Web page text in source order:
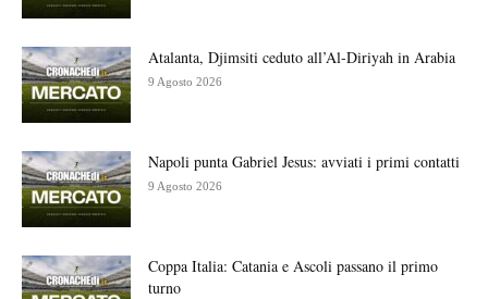
Atalanta, Djimsiti ceduto all’Al-Diriyah in Arabia
9 Agosto 2026
Napoli punta Gabriel Jesus: avviati i primi contatti
9 Agosto 2026
Coppa Italia: Catania e Ascoli passano il primo
turno